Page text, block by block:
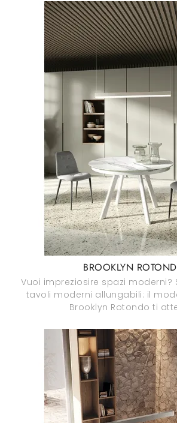
BROOKLYN
Vuoi impreziosire spazi moderni?
tavoli moderni allungabili: il
Brooklyn Rotondo ti